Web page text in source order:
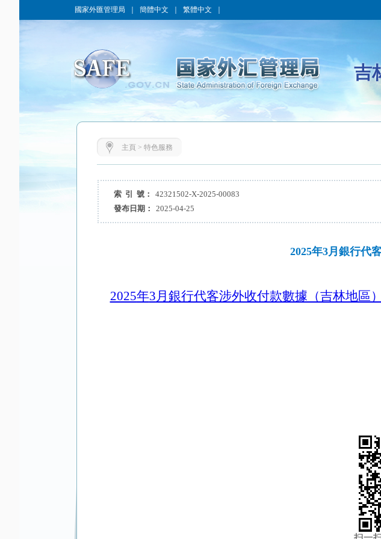
國家外匯管理局 簡體中文 繁體中文
吉
主頁 > 特色服務
索 引 號： 42321502-X-2025-00083
發布日期：
2025-04-25
2025年3月銀行代
2025年3月銀行代客涉外收付款數據（吉林地區）